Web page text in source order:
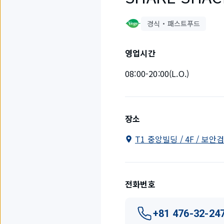
경식・패스트푸드
영업시간
08:00-20:00(L.O.)
장소
T1 중앙빌딩 / 4F / 보안
전화번호
+81 476-32-